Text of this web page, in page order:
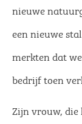
nieuwe
een nieuwe
merkten dat
bedrijf toen
Zijn vrouw, die